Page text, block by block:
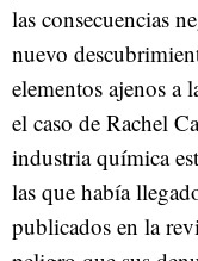
las consecuencias
nuevo
elementos ajenos
el caso de Rachel
industria química
las que había
publicados en la